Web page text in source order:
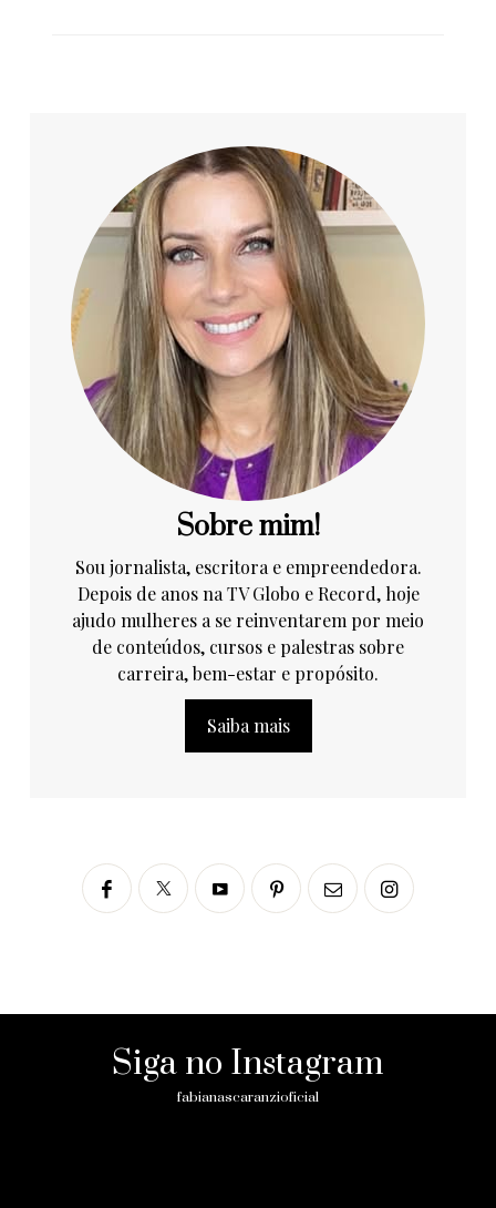
Sobre mim!
Sou jornalista, escritora e empreendedora.
Depois de anos na TV Globo e Record, hoje
ajudo mulheres a se reinventarem por meio
de conteúdos, cursos e palestras sobre
carreira, bem-estar e propósito.
Saiba mais
Siga no Instagram
fabianascaranzioficial